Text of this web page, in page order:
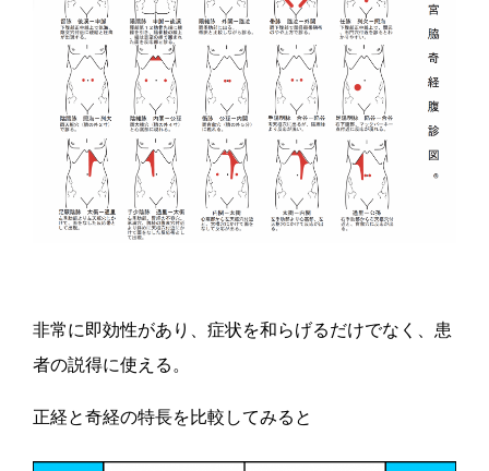
非常に即効性があり、症状を和らげるだけでなく、患
者の説得に使える。
正経と奇経の特長を比較してみると